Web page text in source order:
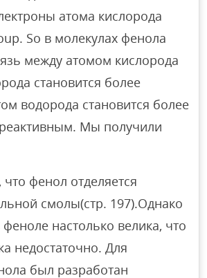
атома кислорода
So в молекулах фенола
между атомом кислорода
становится более
водорода становится более
Мы получили
фенол отделяется
смолы(стр. 197).Однако
настолько велика, что
недостаточно. Для
был разработан